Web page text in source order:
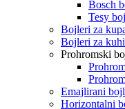
Bosch
Tesy
Bojleri za
Bojleri za
Prohromski
Emajlirani
Horizontalni